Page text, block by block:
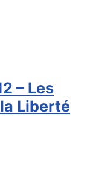
– Les
Liberté